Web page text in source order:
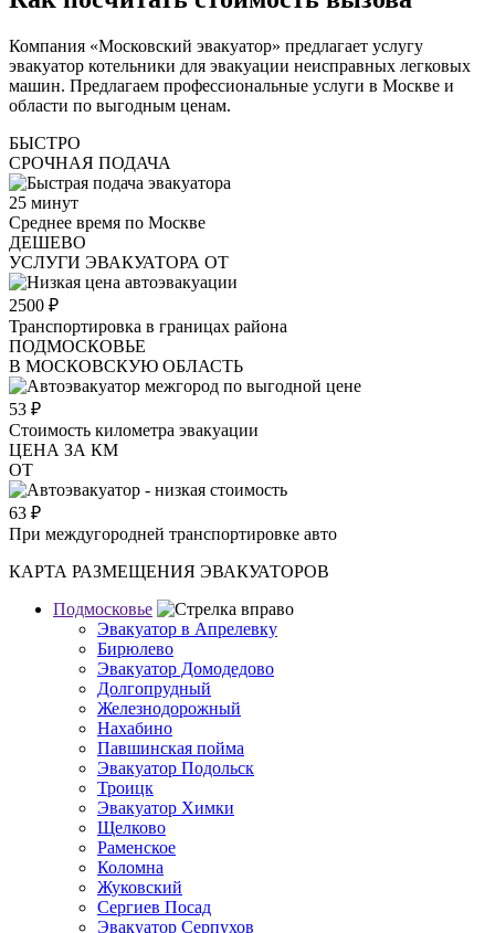
Компания «Московский эвакуатор» предлагает услугу
эвакуатор котельники для эвакуации неисправных легковых
машин. Предлагаем профессиональные услуги в Москве и
области по выгодным ценам.
БЫСТРО
СРОЧНАЯ ПОДАЧА
25 минут
Среднее время по Москве
ДЕШЕВО
УСЛУГИ ЭВАКУАТОРА ОТ
2500 ₽
Транспортировка в границах района
ПОДМОСКОВЬЕ
В МОСКОВСКУЮ ОБЛАСТЬ
53 ₽
Стоимость километра эвакуации
ЦЕНА ЗА КМ
ОТ
63 ₽
При междугородней транспортировке авто
КАРТА РАЗМЕЩЕНИЯ ЭВАКУАТОРОВ
Подмосковье
Эвакуатор в Апрелевку
Бирюлево
Эвакуатор Домодедово
Долгопрудный
Железнодорожный
Нахабино
Павшинская пойма
Эвакуатор Подольск
Троицк
Эвакуатор Химки
Щелково
Раменское
Коломна
Жуковский
Сергиев Посад
Эвакуатор Серпухов